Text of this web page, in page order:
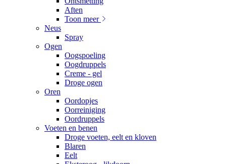
Aften
Toon meer
Neus
Spray
Ogen
Oogspoeling
Oogdruppels
Creme - gel
Droge ogen
Oren
Oordopjes
Oorreiniging
Oordruppels
Voeten en benen
Droge voeten, eelt en kloven
Blaren
Eelt